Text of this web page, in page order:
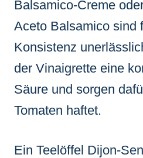
Balsamico-Creme
Aceto Balsamico sind
Konsistenz
der Vinaigrette eine
Säure und sorgen
Tomaten haftet.
Ein Teelöffel Dijon-